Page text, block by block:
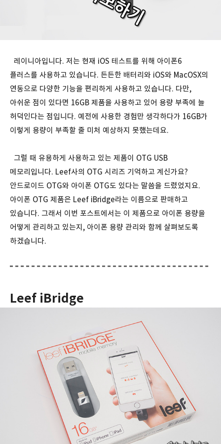
레이니아입니다. 저는 현재 iOS 테스트를 위해 아이폰6
플러스를 사용하고 있습니다. 든든한 배터리와 iOS와 MacOSX의
연동으로 다양한 기능을 편리하게 사용하고 있습니다. 다만,
아쉬운 점이 있다면 16GB 제품을 사용하고 있어 용량 부족에 늘
허덕인다는 점입니다. 예전에 사용한 경험만 생각하다가 16GB가
이렇게 용량이 부족할 줄 미처 예상하지 못했는데요.
그럴 때 유용하게 사용하고 있는 제품이 OTG USB
메모리입니다. Leef사의 OTG 시리즈 기억하고 계신가요?
안드로이드 OTG와 아이폰 OTG도 있다는 말씀을 드렸었지요.
아이폰 OTG 제품은 Leef iBridge라는 이름으로 판매하고
있습니다. 그래서 이번 포스트에서는 이 제품으로 아이폰 용량을
어떻게 관리하고 있는지, 아이폰 용량 관리와 함께 살펴보도록
하겠습니다.
Leef iBridge